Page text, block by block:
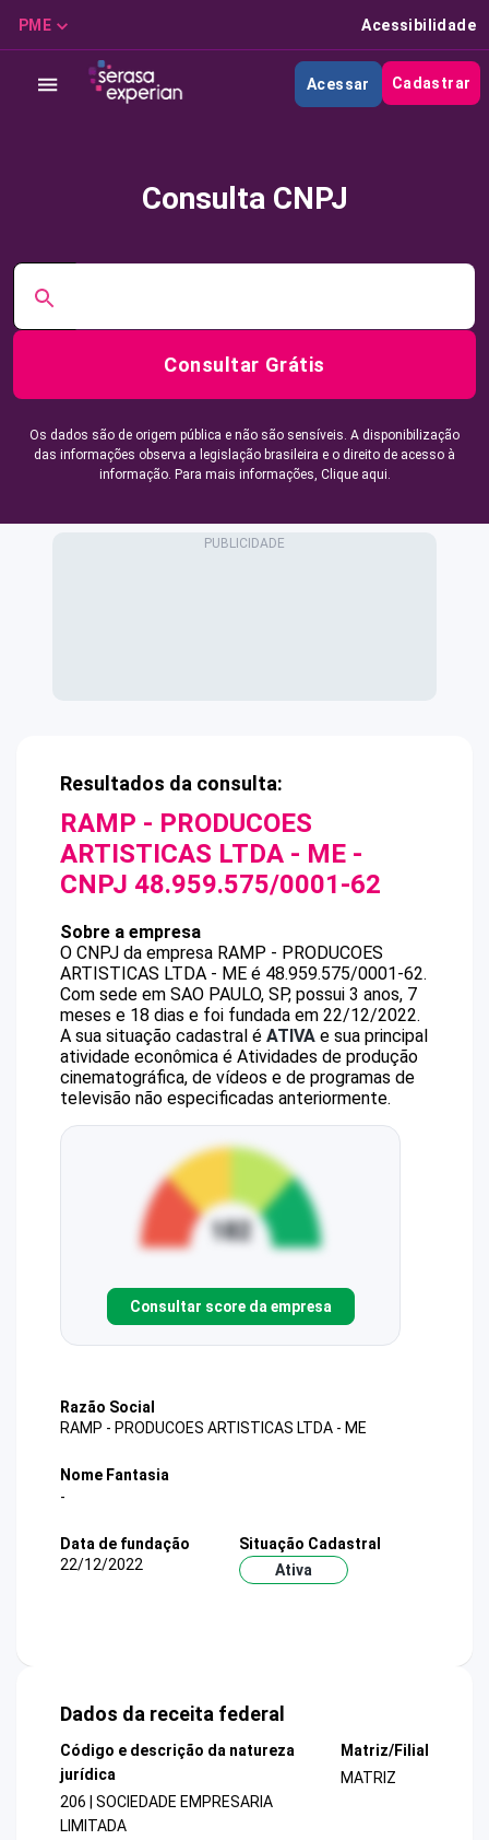
PME Acessibilidade
Acessar Cadastrar
Consulta CNPJ
Consultar Grátis
Os dados são de origem pública e não são sensíveis. A disponibilização
das informações observa a legislação brasileira e o direito de acesso à
informação. Para mais informações, Clique aqui.
Resultados da consulta:
RAMP - PRODUCOES
ARTISTICAS LTDA - ME -
CNPJ 48.959.575/0001-62
Sobre a empresa
O CNPJ da empresa RAMP - PRODUCOES
ARTISTICAS LTDA - ME é 48.959.575/0001-62.
Com sede em SAO PAULO, SP, possui 3 anos, 7
meses e 18 dias e foi fundada em 22/12/2022.
A sua situação cadastral é ATIVA e sua principal
atividade econômica é Atividades de produção
cinematográfica, de vídeos e de programas de
televisão não especificadas anteriormente.
Consultar score da empresa
Razão Social
RAMP - PRODUCOES ARTISTICAS LTDA - ME
Nome Fantasia
-
Data de fundação
22/12/2022
Situação Cadastral
Ativa
Dados da receita federal
Código e descrição da natureza
jurídica
206 | SOCIEDADE EMPRESARIA
LIMITADA
Matriz/Filial
MATRIZ